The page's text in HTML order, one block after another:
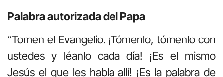
Palabra autorizada del Papa
“Tomen el Evangelio. ¡Tómenlo, tómenlo con
ustedes y léanlo cada día! ¡Es el mismo
Jesús el que les habla allí! ¡Es la palabra de